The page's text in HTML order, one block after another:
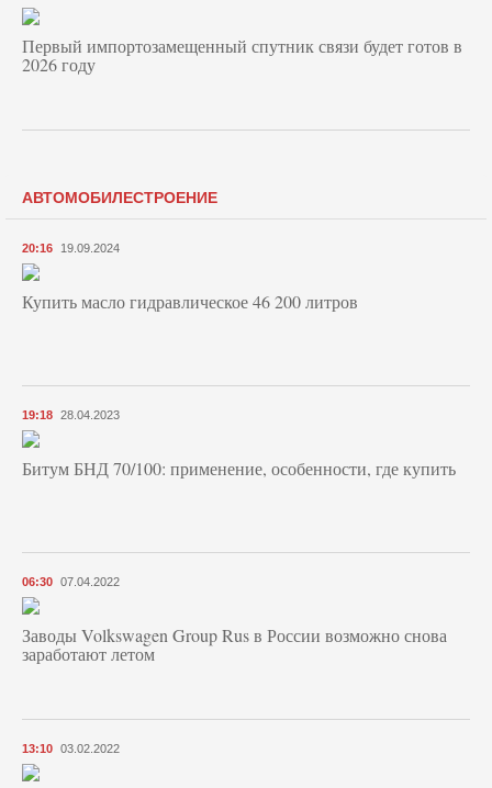
Первый импортозамещенный спутник связи будет готов в
2026 году
АВТОМОБИЛЕСТРОЕНИЕ
20:16 19.09.2024
Купить масло гидравлическое 46 200 литров
19:18 28.04.2023
Битум БНД 70/100: применение, особенности, где купить
06:30 07.04.2022
Заводы Volkswagen Group Rus в России возможно снова
заработают летом
13:10 03.02.2022